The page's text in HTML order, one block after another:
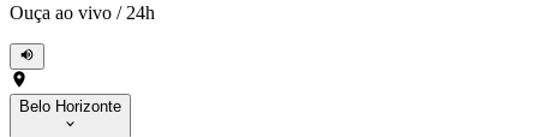
Ouça ao vivo / 24h
Belo Horizonte